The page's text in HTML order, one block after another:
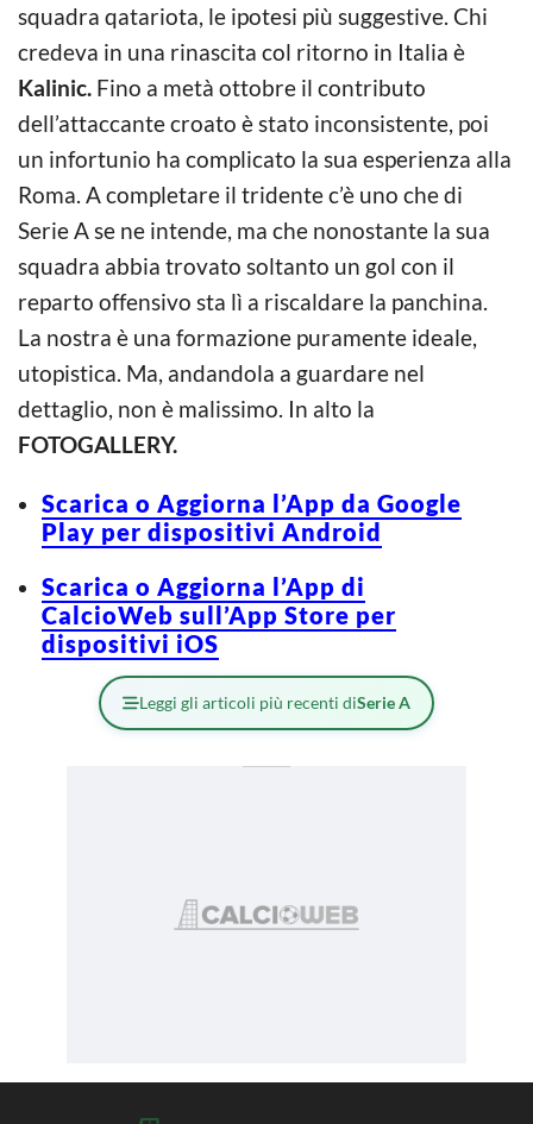
squadra qatariota, le ipotesi più suggestive. Chi
credeva in una rinascita col ritorno in Italia è
Kalinic. Fino a metà ottobre il contributo
dell’attaccante croato è stato inconsistente, poi
un infortunio ha complicato la sua esperienza alla
Roma. A completare il tridente c’è uno che di
Serie A se ne intende, ma che nonostante la sua
squadra abbia trovato soltanto un gol con il
reparto offensivo sta lì a riscaldare la panchina.
La nostra è una formazione puramente ideale,
utopistica. Ma, andandola a guardare nel
dettaglio, non è malissimo. In alto la
FOTOGALLERY.
Scarica o Aggiorna l’App da Google
Play per dispositivi Android
Scarica o Aggiorna l’App di
CalcioWeb sull’App Store per
dispositivi iOS
Leggi gli articoli più recenti diSerie A